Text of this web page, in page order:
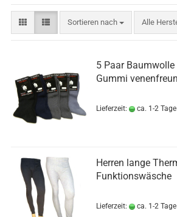
Sortieren nach
Sortieren nach Alle
5 Paar
Gummi
Lieferzeit: ca. 1-2 Tage
Herren lange
Funktionswäsche
Lieferzeit: ca. 1-2 Tage